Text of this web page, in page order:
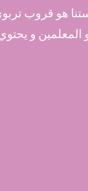
هو قروب
و المعلمين و